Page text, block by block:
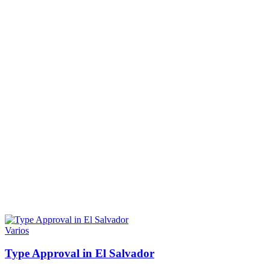
Varios
Type Approval in El Salvador